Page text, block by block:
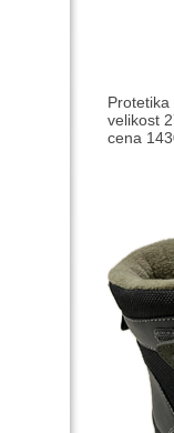
Protetika
velikost
cena